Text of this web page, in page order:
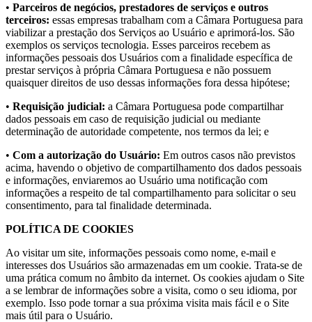
• Parceiros de negócios, prestadores de serviços e outros
terceiros: essas empresas trabalham com a Câmara Portuguesa para
viabilizar a prestação dos Serviços ao Usuário e aprimorá-los. São
exemplos os serviços tecnologia. Esses parceiros recebem as
informações pessoais dos Usuários com a finalidade específica de
prestar serviços à própria Câmara Portuguesa e não possuem
quaisquer direitos de uso dessas informações fora dessa hipótese;
• Requisição judicial: a Câmara Portuguesa pode compartilhar
dados pessoais em caso de requisição judicial ou mediante
determinação de autoridade competente, nos termos da lei; e
• Com a autorização do Usuário: Em outros casos não previstos
acima, havendo o objetivo de compartilhamento dos dados pessoais
e informações, enviaremos ao Usuário uma notificação com
informações a respeito de tal compartilhamento para solicitar o seu
consentimento, para tal finalidade determinada.
POLÍTICA DE COOKIES
Ao visitar um site, informações pessoais como nome, e-mail e
interesses dos Usuários são armazenadas em um cookie. Trata-se de
uma prática comum no âmbito da internet. Os cookies ajudam o Site
a se lembrar de informações sobre a visita, como o seu idioma, por
exemplo. Isso pode tornar a sua próxima visita mais fácil e o Site
mais útil para o Usuário.